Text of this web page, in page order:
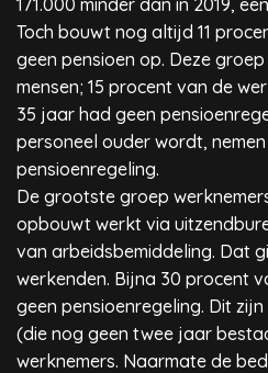
171.000 minder dan in 2019,
Toch bouwt nog altijd 11
geen pensioen op. Deze
mensen; 15 procent van de
35 jaar had geen
personeel ouder wordt,
pensioenregeling.
De grootste groep
opbouwt werkt via
van arbeidsbemiddeling. Dat
werkenden. Bijna 30 procent
geen pensioenregeling. Dit
(die nog geen twee jaar
werknemers. Naarmate de